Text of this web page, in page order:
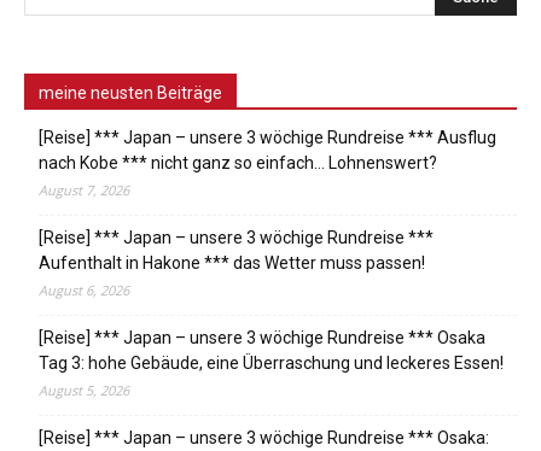
meine neusten Beiträge
[Reise] *** Japan – unsere 3 wöchige Rundreise *** Ausflug
nach Kobe *** nicht ganz so einfach… Lohnenswert?
August 7, 2026
[Reise] *** Japan – unsere 3 wöchige Rundreise ***
Aufenthalt in Hakone *** das Wetter muss passen!
August 6, 2026
[Reise] *** Japan – unsere 3 wöchige Rundreise *** Osaka
Tag 3: hohe Gebäude, eine Überraschung und leckeres Essen!
August 5, 2026
[Reise] *** Japan – unsere 3 wöchige Rundreise *** Osaka: